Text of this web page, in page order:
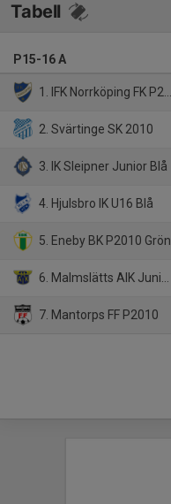
Tabell
P15-16 A
1. IFK Norrköping FK P2011
2. Svärtinge SK 2010
3. IK Sleipner Junior Blå
4. Hjulsbro IK U16 Blå
5. Eneby BK P2010 Grön
6. Malmslätts AIK Junior Vit
7. Mantorps FF P2010